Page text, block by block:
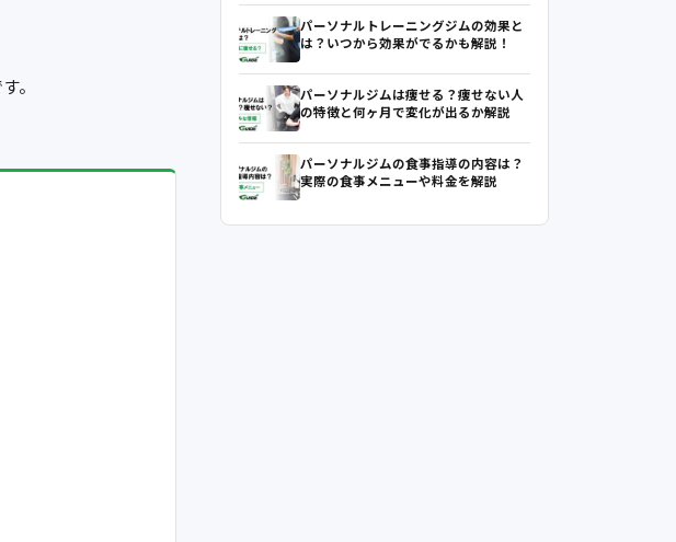
。
パーソナルトレーニングジムの効果と
は？いつから効果がでるかも解説！
パーソナルジムは痩せる？痩せない人
の特徴と何ヶ月で変化が出るか解説
パーソナルジムの食事指導の内容は？
実際の食事メニューや料金を解説